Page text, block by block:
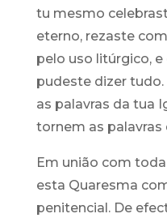
tu mesmo
eterno, rezaste
pelo uso litúrgico,
pudeste dizer
as palavras da tua
tornem as palavras
Em união com
esta Quaresma
penitencial. De